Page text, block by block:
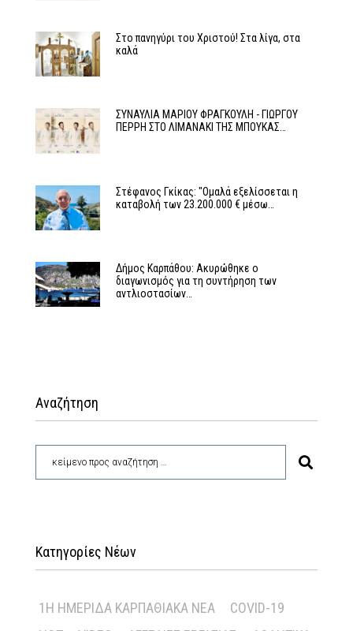
Στο πανηγύρι του Χριστού! Στα λίγα, στα
καλά
ΣΥΝΑΥΛΙΑ ΜΑΡΙΟΥ ΦΡΑΓΚΟΥΛΗ - ΓΙΩΡΓΟΥ
ΠΕΡΡΗ ΣΤΟ ΛΙΜΑΝΑΚΙ ΤΗΣ ΜΠΟΥΚΑΣ…
Στέφανος Γκίκας: "Ομαλά εξελίσσεται η
καταβολή των 23.200.000 € μέσω…
Δήμος Καρπάθου: Ακυρώθηκε ο
διαγωνισμός για τη συντήρηση των
αντλιοστασίων…
Αναζήτηση
Κατηγορίες Νέων
1Η ΗΜΕΡΊΔΑ ΚΑΡΠΑΘΙΑΚΆ ΝΈΑ
COVID-19